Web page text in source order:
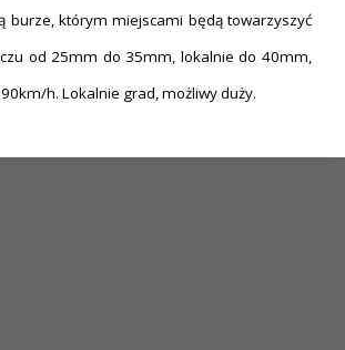
burze, którym miejscami będą towarzyszyć
od 25mm do 35mm, lokalnie do 40mm,
h. Lokalnie grad, możliwy duży.